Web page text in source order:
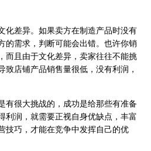
差异。如果卖方在制造产品时没有
的需求，判断可能会出错。也许你销
而且由于文化差异，卖家往往不能挑
致店铺产品销售量很低，没有利润，
有很大挑战的，成功是给那些有准备
利润，就需要正视自身优缺点，丰富
技巧，才能在竞争中发挥自己的优